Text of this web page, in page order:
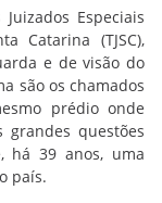
Especiais
Catarina (TJSC),
e de visão do
são os chamados
prédio onde
questões
há 39 anos, uma
país.